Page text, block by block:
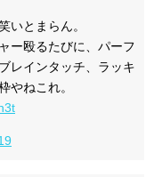
いとまらん。
ー殴るたびに、パーフ
レインタッチ、ラッキ
やねこれ。